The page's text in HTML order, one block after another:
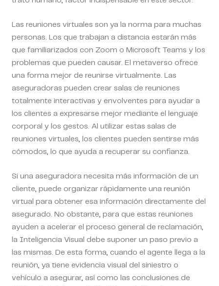
Las reuniones virtuales son ya la norma para muchas
personas. Los que trabajan a distancia estarán más
que familiarizados con Zoom o Microsoft Teams y los
problemas que pueden causar. El metaverso ofrece
una forma mejor de reunirse virtualmente. Las
aseguradoras pueden crear salas de reuniones
totalmente interactivas y envolventes para ayudar a
los clientes a expresarse mejor mediante el lenguaje
corporal y los gestos. Al utilizar estas salas de
reuniones virtuales, los clientes pueden sentirse más
cómodos, lo que ayuda a recuperar su confianza.
Si una aseguradora necesita más información de un
cliente, puede organizar rápidamente una reunión
virtual para obtener esa información directamente del
asegurado. No obstante, para que estas reuniones
ayuden a acelerar el proceso general de reclamación,
la Inteligencia Visual debe suponer un paso previo a
las mismas. De esta forma, cuando el agente llega a la
reunión, ya tiene evidencia visual del siniestro o
vehículo a asegurar, así como las conclusiones de